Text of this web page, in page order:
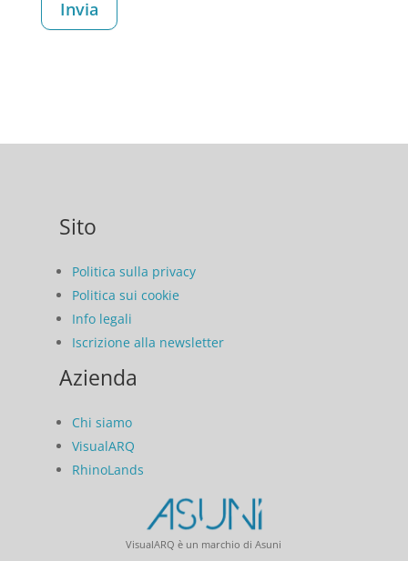
Sito
Politica sulla privacy
Politica sui cookie
Info legali
Iscrizione alla newsletter
Azienda
Chi siamo
VisualARQ
RhinoLands
VisualARQ è un marchio di Asuni